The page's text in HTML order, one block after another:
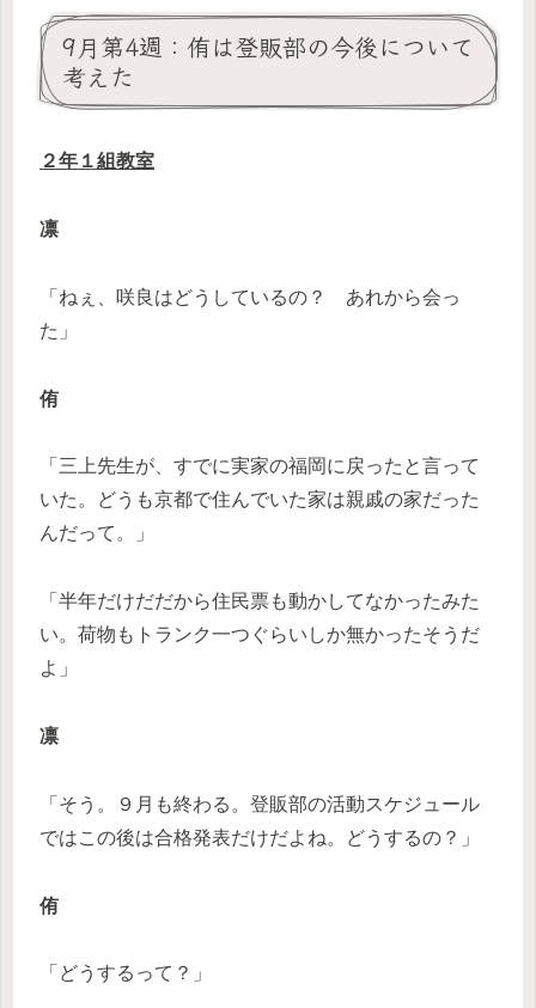
9月第4週：侑は登販部の今後について
考えた
２年１組教室
凛
「ねぇ、咲良はどうしているの？ あれから会っ
た」
侑
「三上先生が、すでに実家の福岡に戻ったと言って
いた。どうも京都で住んでいた家は親戚の家だった
んだって。」
「半年だけだだから住民票も動かしてなかったみた
い。荷物もトランク一つぐらいしか無かったそうだ
よ」
凛
「そう。９月も終わる。登販部の活動スケジュール
ではこの後は合格発表だけだよね。どうするの？」
侑
「どうするって？」